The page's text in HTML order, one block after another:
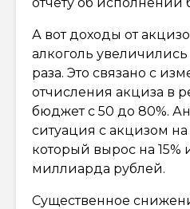
А вот доходы от
алкоголь
раза. Это связано с
отчисления акциза в
бюджет с 50 до 80%.
ситуация с акцизом
который вырос на 15%
миллиарда рублей.
Существенное